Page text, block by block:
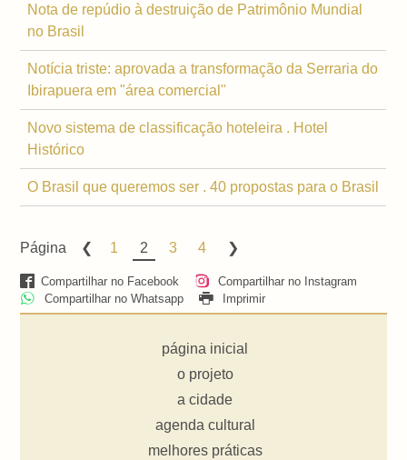
Nota de repúdio à destruição de Patrimônio Mundial
no Brasil
Notícia triste: aprovada a transformação da Serraria do
Ibirapuera em "área comercial"
Novo sistema de classificação hoteleira . Hotel
Histórico
O Brasil que queremos ser . 40 propostas para o Brasil
Página 1 2 3 4
Compartilhar no Facebook
Compartilhar no Instagram
Compartilhar no Whatsapp
Imprimir
página inicial
o projeto
a cidade
agenda cultural
melhores práticas